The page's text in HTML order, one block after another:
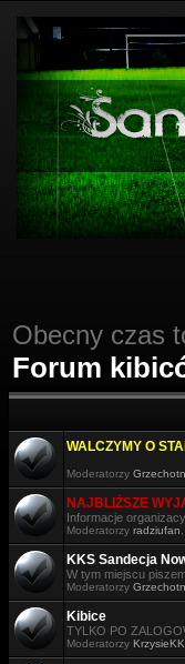
Obecny czas
Forum
WALCZYMY O
Moderatorzy
NAJBLIŻSZE
Informacje
Moderatorzy radziufan
KKS Sandecja
W tym miejscu
Moderatorzy
Kibice
TYLKO PO
Moderatorzy